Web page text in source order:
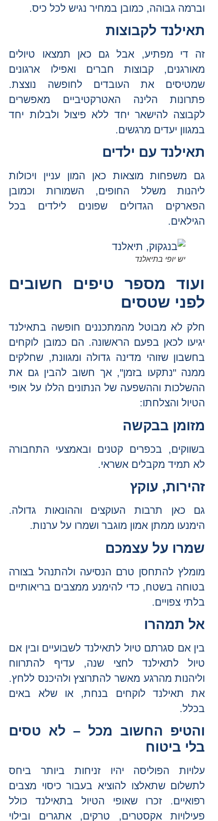
וברמה גבוהה, כמובן במחיר נגיש לכל כיס.
תאילנד לקבוצות
זה די מפתיע, אבל גם כאן תמצאו טיולים
מאורגנים, קבוצות חברים ואפילו ארגונים
שמטיסים את העובדים לחופשה נוצצת.
פתרונות הלינה האטרקטיביים מאפשרים
לקבוצה להישאר יחד ללא פיצול ולבלות יחד
במגוון יעדים מרגשים.
תאילנד עם ילדים
גם משפחות מוצאות כאן המון עניין ויכולות
ליהנות משלל החופים, השמורות וכמובן
הפארקים הגדולים שפונים לילדים בכל
הגילאים.
יש יופי בתיאלנד
ועוד מספר טיפים חשובים
לפני שטסים
חלק לא מבוטל מהמתכננים חופשה בתאילנד
יגיעו לכאן בפעם הראשונה. הם כמובן לוקחים
בחשבון שזוהי מדינה גדולה ומגוונת, שחלקים
ממנה "נתקעו בזמן", אך חשוב להבין גם את
ההשלכות וההשפעה של הנתונים הללו על אופי
הטיול והצלחתו:
מזומן בבקשה
בשווקים, בכפרים קטנים ובאמצעי התחבורה
לא תמיד מקבלים אשראי.
זהירות, עוקץ
גם כאן תרבות העוקצים וההונאות גדולה.
הימנעו ממתן אמון מוגבר ושמרו על ערנות.
שמרו על עצמכם
מומלץ להתחסן טרם הנסיעה ולהתנהל בצורה
בטוחה בשטח, כדי להימנע ממצבים בריאותיים
בלתי צפויים.
אל תמהרו
בין אם סגרתם טיול לתאילנד לשבועיים ובין אם
טיול לתאילנד לחצי שנה, עדיף להתרווח
וליהנות מהרגע מאשר להתרוצץ ולהיכנס ללחץ.
את תאילנד לוקחים בנחת, או שלא באים
בכלל.
והטיפ החשוב מכל – לא טסים
בלי ביטוח
עלויות הפוליסה יהיו זניחות ביותר ביחס
לתשלום שתאלצו להוציא בעבור כיסוי מצבים
רפואיים. זכרו שאופי הטיול בתאילנד כולל
פעילויות אקסטרים, טרקים, אתגרים ובילוי